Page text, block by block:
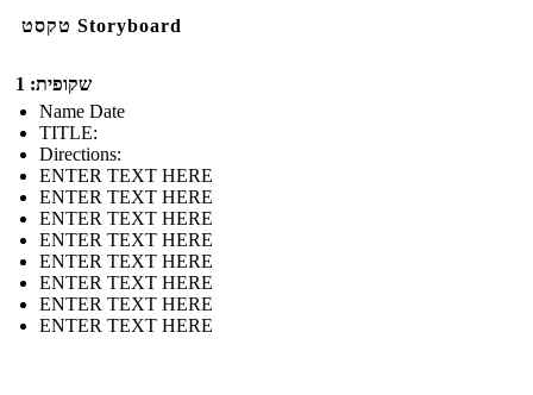
טקסט Storyboard
שקופית: 1
Name Date
TITLE :
Directions:
ENTER TEXT HERE
ENTER TEXT HERE
ENTER TEXT HERE
ENTER TEXT HERE
ENTER TEXT HERE
ENTER TEXT HERE
ENTER TEXT HERE
ENTER TEXT HERE